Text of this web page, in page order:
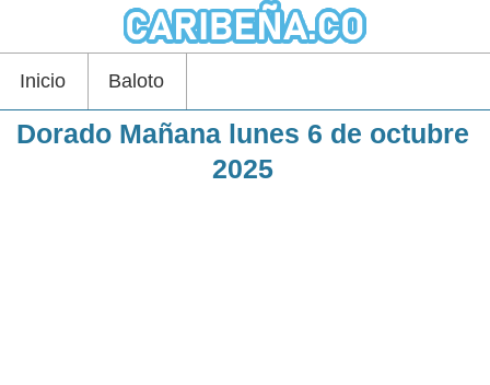
Inicio Baloto
Dorado Mañana lunes 6 de octubre
2025